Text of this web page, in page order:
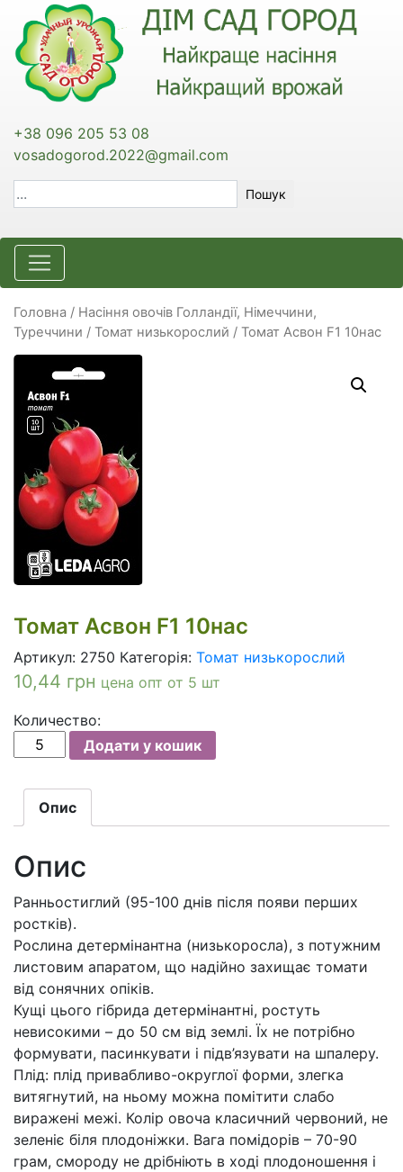
+38 096 205 53 08
vosadogorod.2022@gmail.com
Пошук
Головна / Насіння овочів Голландії, Німеччини,
Туреччини / Томат низькорослий / Томат Асвон F1 10нас
Томат Асвон F1 10нас
Артикул: 2750 Категорія: Томат низькорослий
10,44 грн цена опт от 5 шт
Количество:
Томат
Асвон
F1
10нас
кількість
Додати у кошик
Опис
Опис
Ранньостиглий (95-100 днів після появи перших
ростків).
Рослина детермінантна (низькоросла), з потужним
листовим апаратом, що надійно захищає томати
від сонячних опіків.
Кущі цього гібрида детермінантні, ростуть
невисокими – до 50 см від землі. Їх не потрібно
формувати, пасинкувати і підв’язувати на шпалеру.
Плід: плід привабливо-округлої форми, злегка
витягнутий, на ньому можна помітити слабо
виражені межі. Колір овоча класичний червоний, не
зеленіє біля плодоніжки. Вага помідорів – 70-90
грам, смороду не дрібніють в ході плодоношення і